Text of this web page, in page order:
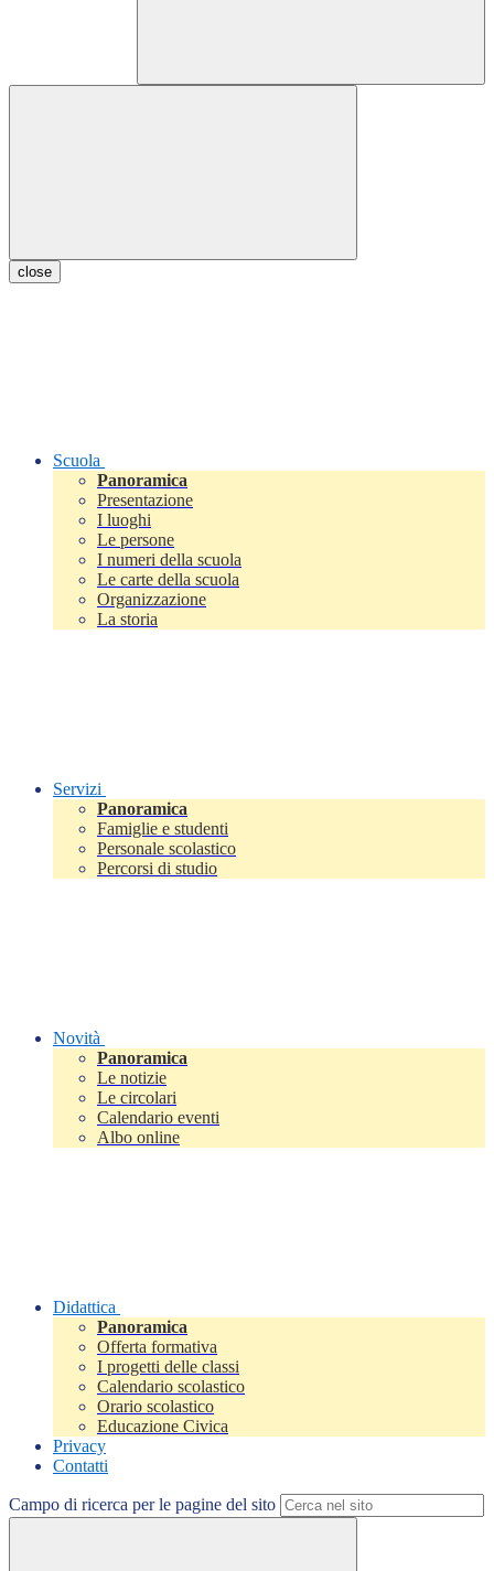
close
Scuola
Panoramica
Presentazione
I luoghi
Le persone
I numeri della scuola
Le carte della scuola
Organizzazione
La storia
Servizi
Panoramica
Famiglie e studenti
Personale scolastico
Percorsi di studio
Novità
Panoramica
Le notizie
Le circolari
Calendario eventi
Albo online
Didattica
Panoramica
Offerta formativa
I progetti delle classi
Calendario scolastico
Orario scolastico
Educazione Civica
Privacy
Contatti
Campo di ricerca per le pagine del sito